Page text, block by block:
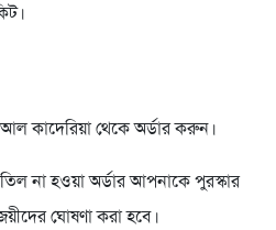
কাদেরিয়া থেকে অর্ডার করুন।
না হওয়া অর্ডার আপনাকে পুরস্কার
ঘোষণা করা হবে।